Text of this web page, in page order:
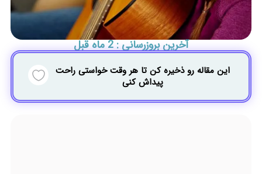
آخرین بروزرسانی : 2 ماه قبل
این مقاله رو ذخیره کن تا هر وقت خواستی راحت
پیداش کنی